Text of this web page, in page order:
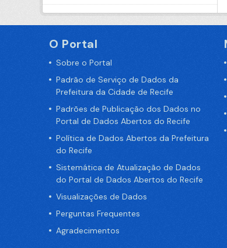
O Portal
Sobre o Portal
Padrão de Serviço de Dados da
Prefeitura da Cidade de Recife
Padrões de Publicação dos Dados no
Portal de Dados Abertos do Recife
Política de Dados Abertos da Prefeitura
do Recife
Sistemática de Atualização de Dados
do Portal de Dados Abertos do Recife
Visualizações de Dados
Perguntas Frequentes
Agradecimentos